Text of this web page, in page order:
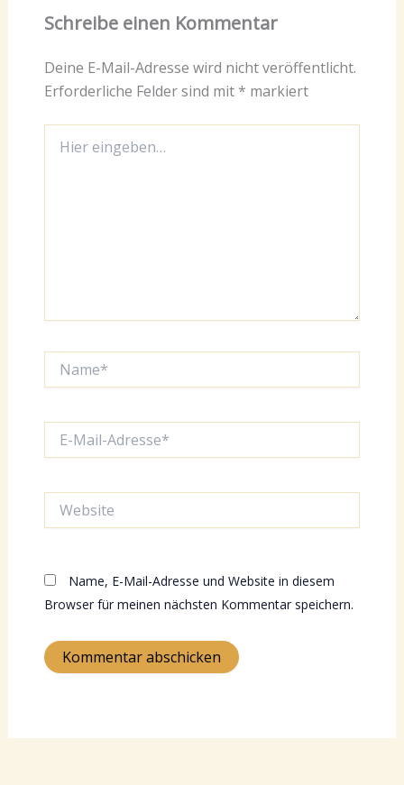
Schreibe einen Kommentar
Deine E-Mail-Adresse wird nicht veröffentlicht.
Erforderliche Felder sind mit * markiert
eingeben…
Mail-
Name, E-Mail-Adresse und Website in diesem
Browser für meinen nächsten Kommentar speichern.